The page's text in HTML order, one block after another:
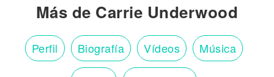
Más de Carrie Underwood
Perfil Biografía Vídeos Música